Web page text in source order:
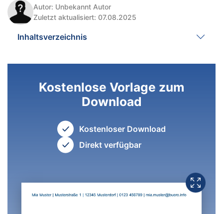
Autor: Unbekannt Autor
Zuletzt aktualisiert: 07.08.2025
Inhaltsverzeichnis
Kostenlose Vorlage zum
Download
Kostenloser Download
Direkt verfügbar